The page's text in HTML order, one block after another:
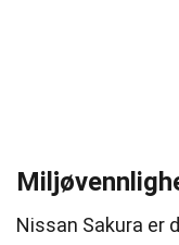
Nissan Sakura er